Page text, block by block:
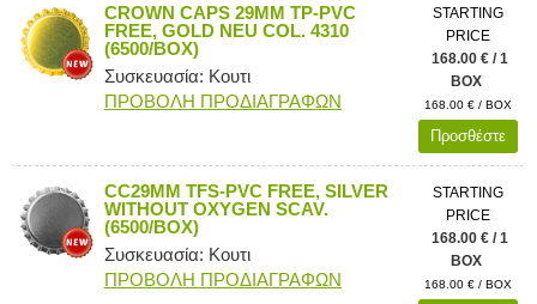
CROWN CAPS 29MM TP-PVC
FREE, GOLD NEU COL. 4310
(6500/BOX)
Συσκευασία: Κουτι
ΠΡΟΒΟΛΗ ΠΡΟΔΙΑΓΡΑΦΩΝ
STARTING
PRICE
168.00 € / 1
BOX
168.00 € / BOX
Προσθέστε
CC29MM TFS-PVC FREE, SILVER
WITHOUT OXYGEN SCAV.
(6500/BOX)
Συσκευασία: Κουτι
ΠΡΟΒΟΛΗ ΠΡΟΔΙΑΓΡΑΦΩΝ
STARTING
PRICE
168.00 € / 1
BOX
168.00 € / BOX